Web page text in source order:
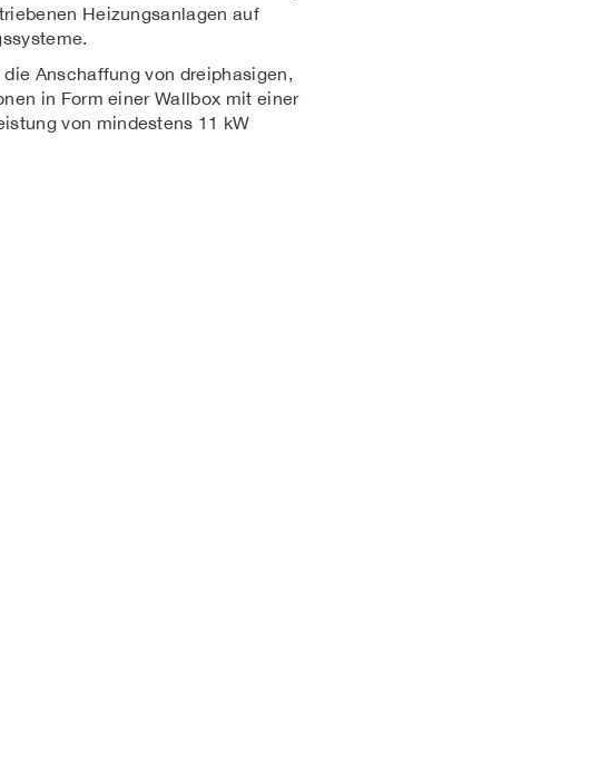
Heizungsanlagen auf
die Anschaffung von dreiphasigen,
in Form einer Wallbox mit einer
von mindestens 11 kW